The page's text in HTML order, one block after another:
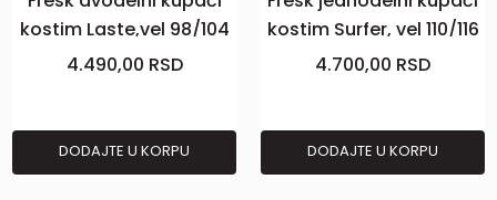
kostim Laste,vel 98/104
4.490,00 RSD
DODAJTE U KORPU
kostim Surfer, vel 110/116
4.700,00 RSD
DODAJTE U KORPU